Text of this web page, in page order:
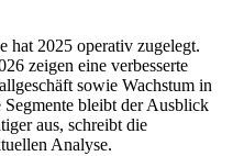
hat 2025 operativ zugelegt.
zeigen eine verbesserte
sowie Wachstum in
bleibt der Ausblick
aus, schreibt die
Analyse.